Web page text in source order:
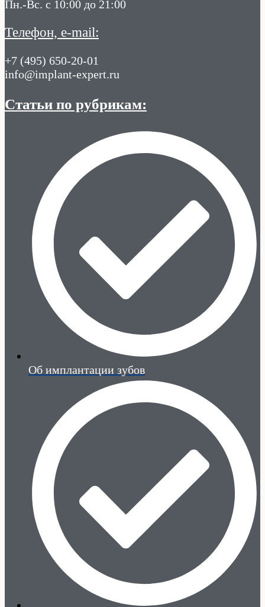
Пн.-Вс. с 10:00 до 21:00
Телефон, e-mail:
+7 (495) 650-20-01
info@implant-expert.ru
Статьи по рубрикам:
Об имплантации зубов